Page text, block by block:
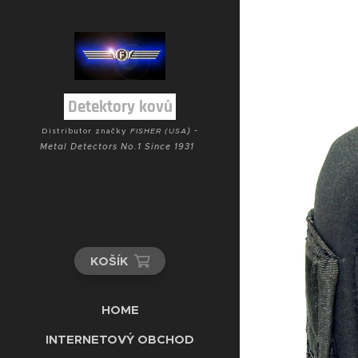
Detektory kovů
Distributor značky FISHER (USA) -
Metal Detectors No.1 Since 1931
KOŠÍK
HOME
INTERNETOVÝ OBCHOD